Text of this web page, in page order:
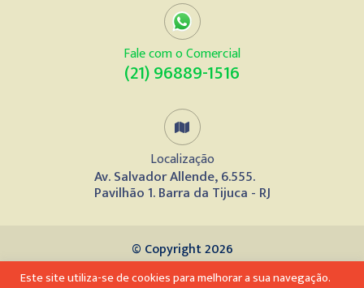
Fale com o Comercial
(21) 96889-1516
Localização
Av. Salvador Allende, 6.555.
Pavilhão 1. Barra da Tijuca - RJ
© Copyright 2026
Este site utiliza-se de cookies para melhorar a sua navegação.